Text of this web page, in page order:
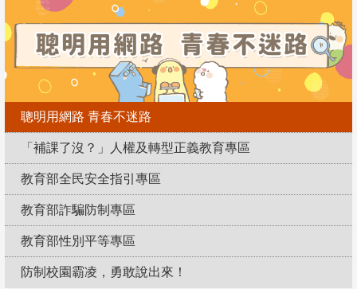
聰明用網路 青春不迷路
「補課了沒？」人權及轉型正義教育專區
教育部全民安全指引專區
教育部詐騙防制專區
教育部性別平等專區
防制校園霸凌，勇敢說出來！